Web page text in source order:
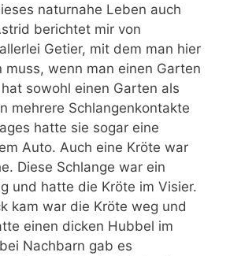
naturnahe Leben auch
berichtet mir von
Getier, mit dem man hier
muss, wenn man einen Garten
sowohl einen Garten als
mehrere Schlangenkontakte
hatte sie sogar eine
Auto. Auch eine Kröte war
Diese Schlange war ein
und hatte die Kröte im Visier.
kam war die Kröte weg und
einen dicken Hubbel im
Nachbarn gab es